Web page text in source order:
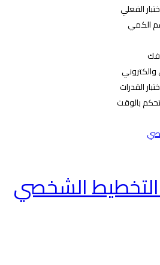
الفعلي
الكمي
القدرات
بالوقت
الشخصي